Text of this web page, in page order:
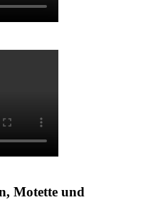
Motette und